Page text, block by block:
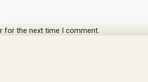
for the next time I comment.